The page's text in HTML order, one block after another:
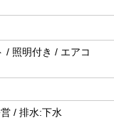
/ 照明付き / エアコ
/ 排水:下水